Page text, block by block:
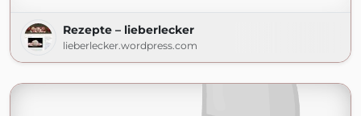
Rezepte – lieberlecker
lieberlecker.wordpress.com